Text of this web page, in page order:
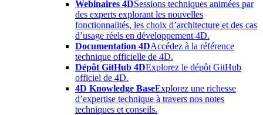
Webinaires 4DSessions techniques animées par
des experts explorant les nouvelles
fonctionnalités, les choix d’architecture et des cas
d’usage réels en développement 4D.
Documentation 4DAccédez à la référence
technique officielle de 4D.
Dépôt GitHub 4DExplorez le dépôt GitHub
officiel de 4D.
4D Knowledge BaseExplorez une richesse
d’expertise technique à travers nos notes
techniques et conseils.